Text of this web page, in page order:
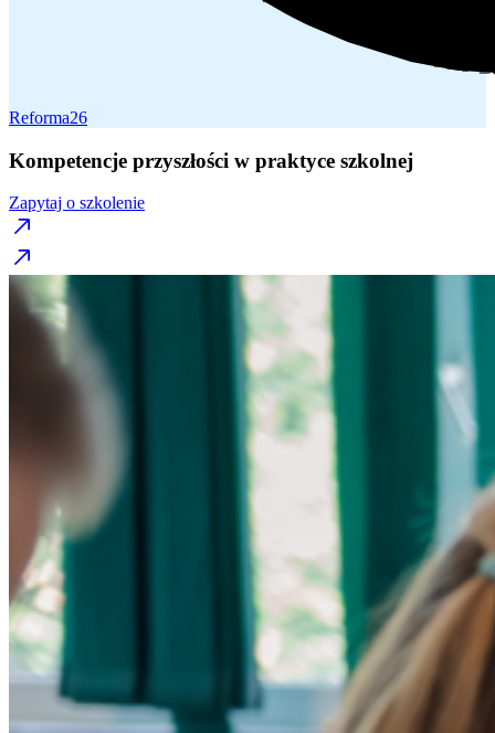
Reforma26
Kompetencje przyszłości w praktyce szkolnej
Zapytaj o szkolenie